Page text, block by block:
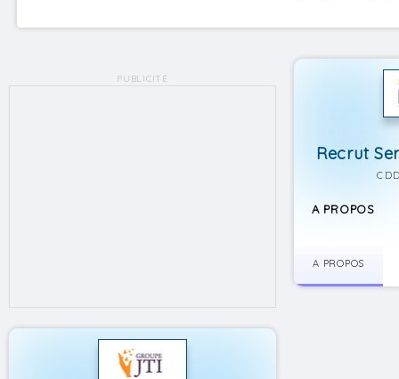
PUBLICITÉ
Recrut
A PROPOS
A PROPOS